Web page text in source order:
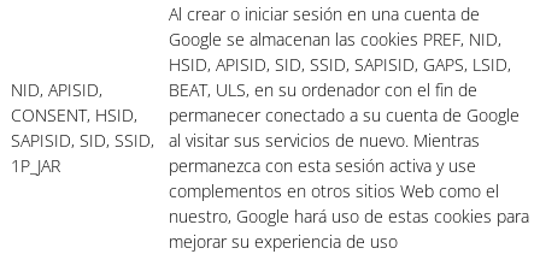
NID, APISID,
CONSENT, HSID,
SAPISID, SID, SSID,
1P_JAR
Al crear o iniciar sesión en una cuenta de
Google se almacenan las cookies PREF, NID,
HSID, APISID, SID, SSID, SAPISID, GAPS, LSID,
BEAT, ULS, en su ordenador con el fin de
permanecer conectado a su cuenta de Google
al visitar sus servicios de nuevo. Mientras
permanezca con esta sesión activa y use
complementos en otros sitios Web como el
nuestro, Google hará uso de estas cookies para
mejorar su experiencia de uso